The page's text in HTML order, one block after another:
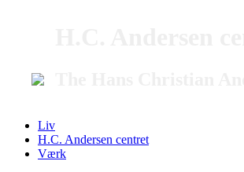
Liv
H.C. Andersen centret
Værk